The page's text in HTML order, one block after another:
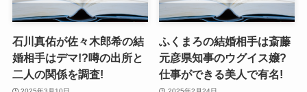
石川真佑が佐々木郎希の結
婚相手はデマ!?噂の出所と
二人の関係を調査!
ふくまろの結婚相手は斎藤
元彦県知事のウグイス嬢?
仕事ができる美人で有名!